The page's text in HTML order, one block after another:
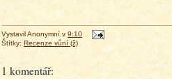
VystavilAnonymní v 9:10
Štítky: Recenze vůní (ž)
1 komentář: